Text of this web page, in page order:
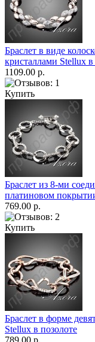
Браслет в виде
кристаллами Stellux в
1109.00 р.
Купить
Браслет из 8-ми
платиновом
769.00 р.
Купить
Браслет в форме
Stellux в позолоте
789.00 р.